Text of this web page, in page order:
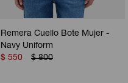
Remera Cuello Bote Mujer -
Navy Uniform
$ 550 $ 800